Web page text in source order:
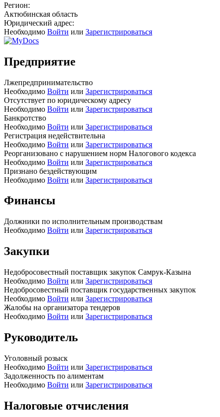
Регион:
Актюбинская область
Юридический адрес:
Необходимо Войти или Зарегистрироваться
Предприятие
Лжепредпринимательство
Необходимо Войти или Зарегистрироваться
Отсутствует по юридическому адресу
Необходимо Войти или Зарегистрироваться
Банкротство
Необходимо Войти или Зарегистрироваться
Регистрация недействительна
Необходимо Войти или Зарегистрироваться
Реорганизовано с нарушением норм Налогового кодекса
Необходимо Войти или Зарегистрироваться
Признано бездействующим
Необходимо Войти или Зарегистрироваться
Финансы
Должники по исполнительным производствам
Необходимо Войти или Зарегистрироваться
Закупки
Недобросовестный поставщик закупок Самрук-Казына
Необходимо Войти или Зарегистрироваться
Недобросовестный поставщик государственных закупок
Необходимо Войти или Зарегистрироваться
Жалобы на организатора тендеров
Необходимо Войти или Зарегистрироваться
Руководитель
Уголовный розыск
Необходимо Войти или Зарегистрироваться
Задолженность по алиментам
Необходимо Войти или Зарегистрироваться
Налоговые отчисления